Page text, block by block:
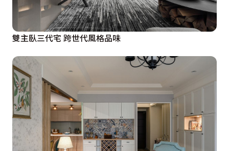
雙主臥三代宅 跨世代風格品味